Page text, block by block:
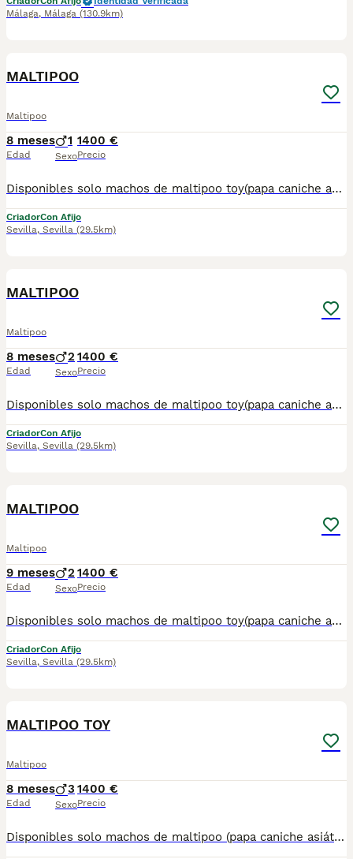
Málaga, Málaga (130.9km)
MALTIPOO
Maltipoo
8 meses
Edad
1
Sexo
1400 €
Precio
Disponibles solo machos de maltipoo toy(papa caniche asiático y mamá bichon maltes toy) . Listos para entregar.Posibilidad de envío en la Península. Mas información llamadas o WhatsApp 672 74 54 09 Pvp 1.400€
CriadorCon Afijo
Sevilla, Sevilla (29.5km)
MALTIPOO
Maltipoo
8 meses
Edad
2
Sexo
1400 €
Precio
Disponibles solo machos de maltipoo toy(papa caniche asiático y mamá bichon maltes toy) . Listos para entregar.Posibilidad de envío en la Península. Mas información llamadas o WhatsApp 672 74 54 09 Pvp 1.400€
CriadorCon Afijo
Sevilla, Sevilla (29.5km)
MALTIPOO
Maltipoo
9 meses
Edad
2
Sexo
1400 €
Precio
Disponibles solo machos de maltipoo toy(papa caniche asiático y mamá bichon maltes toy) . Listos para entregar.Posibilidad de envío en la Península. Mas información llamadas o WhatsApp 672 74 54 09 Pvp 1.400€
CriadorCon Afijo
Sevilla, Sevilla (29.5km)
MALTIPOO TOY
Maltipoo
8 meses
Edad
3
Sexo
1400 €
Precio
Disponibles solo machos de maltipoo (papa caniche asiático y mamá bichon maltes toy) . Listos para entregar.Posibilidad de envío en la Península. Mas información llamadas o WhatsApp 672 74 54 09 Pvp 1.400